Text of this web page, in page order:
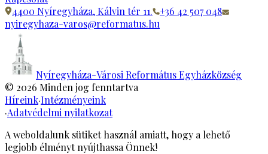
4400 Nyíregyháza, Kálvin tér 11.
+36 42 507 048
nyiregyhaza-varos@reformatus.hu
Nyíregyháza-Városi Református Egyházközség
© 2026 Minden jog fenntartva
Híreink·Intézményeink
·Adatvédelmi nyilatkozat
A weboldalunk sütiket használ amiatt, hogy a lehető
legjobb élményt nyújthassa Önnek!